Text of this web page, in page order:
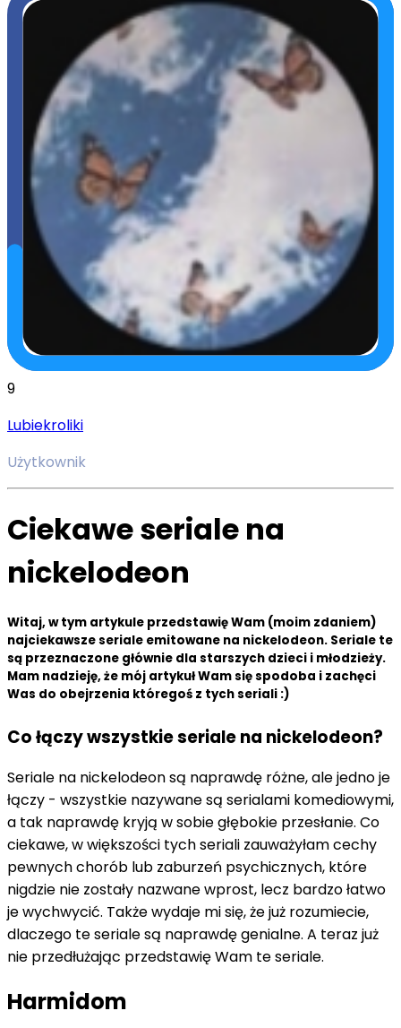
9
Lubiekroliki
Użytkownik
Ciekawe seriale na
nickelodeon
Witaj, w tym artykule przedstawię Wam (moim zdaniem)
najciekawsze seriale emitowane na nickelodeon. Seriale te
są przeznaczone głównie dla starszych dzieci i młodzieży.
Mam nadzieję, że mój artykuł Wam się spodoba i zachęci
Was do obejrzenia któregoś z tych seriali :)
Co łączy wszystkie seriale na nickelodeon?
Seriale na nickelodeon są naprawdę różne, ale jedno je
łączy - wszystkie nazywane są serialami komediowymi,
a tak naprawdę kryją w sobie głębokie przesłanie. Co
ciekawe, w większości tych seriali zauważyłam cechy
pewnych chorób lub zaburzeń psychicznych, które
nigdzie nie zostały nazwane wprost, lecz bardzo łatwo
je wychwycić. Także wydaje mi się, że już rozumiecie,
dlaczego te seriale są naprawdę genialne. A teraz już
nie przedłużając przedstawię Wam te seriale.
Harmidom